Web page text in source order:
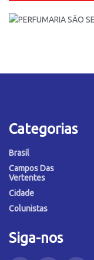
Categorias
Brasil
Campos Das
Vertentes
Cidade
Colunistas
Siga-nos